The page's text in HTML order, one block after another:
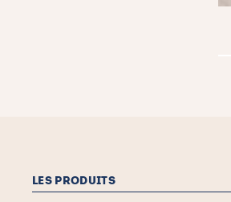
LES PRODUITS